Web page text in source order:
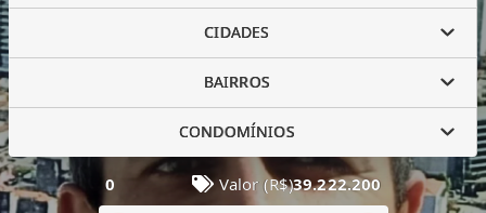
CIDADES
BAIRROS
CONDOMÍNIOS
0 Valor (R$)39.222.200